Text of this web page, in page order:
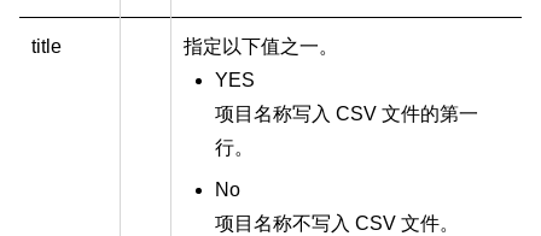
title
指定以下值之一。
YES
项目名称写入 CSV 文件的第一
行。
No
项目名称不写入 CSV 文件。